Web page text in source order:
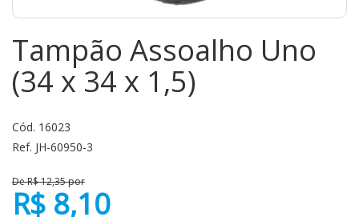
Tampão Assoalho Uno
(34 x 34 x 1,5)
Cód. 16023
Ref. JH-60950-3
De R$ 12,35 por
R$ 8,10